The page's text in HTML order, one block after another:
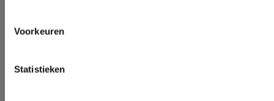
Voorkeuren
Statistieken